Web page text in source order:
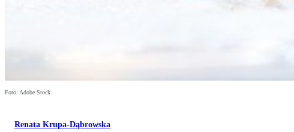
Foto: Adobe Stock
Renata Krupa-Dąbrowska